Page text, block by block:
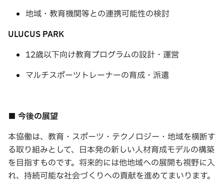
地域・教育機関等との連携可能性の検討
ULUCUS PARK
12歳以下向け教育プログラムの設計・運営
マルチスポーツトレーナーの育成・派遣
■ 今後の展望
本協働は、教育・スポーツ・テクノロジー・地域を横断す
る取り組みとして、日本発の新しい人材育成モデルの構築
を目指すものです。将来的には他地域への展開も視野に入
れ、持続可能な社会づくりへの貢献を進めてまいります。